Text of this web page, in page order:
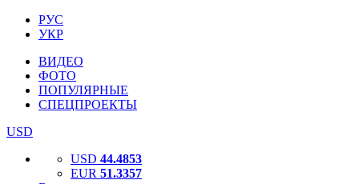
РУС
УКР
ВИДЕО
ФОТО
ПОПУЛЯРНЫЕ
СПЕЦПРОЕКТЫ
USD
USD 44.4853
EUR 51.3357